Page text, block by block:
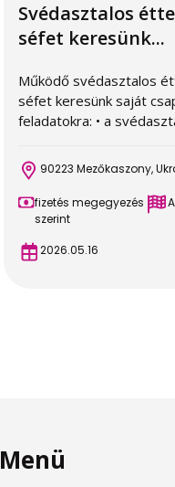
Svédasztalos
séfet keresünk...
Működő svédasztalos
séfet keresünk saját
feladatokra: • a
90223 Mezőkaszony,
fizetés megegyezés
szerint
2026.05.16
Menü